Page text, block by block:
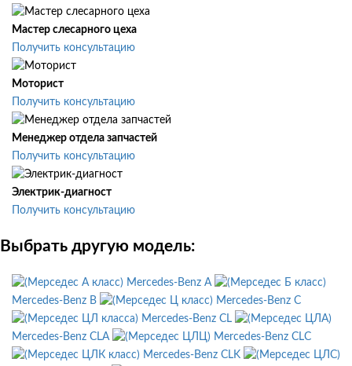
Мастер слесарного цеха
Получить консультацию
Моторист
Получить консультацию
Менеджер отдела запчастей
Получить консультацию
Электрик-диагност
Получить консультацию
Выбрать другую модель:
Mercedes-Benz A
Mercedes-Benz B
Mercedes-Benz C
Mercedes-Benz CL
Mercedes-Benz CLA
Mercedes-Benz CLC
Mercedes-Benz CLK